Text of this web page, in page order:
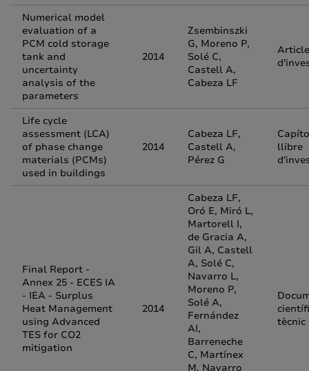
Numerical model
evaluation of a
PCM cold storage
tank and
uncertainty
analysis of the
parameters
2014
Zsembinszki
G, Moreno P,
Solé C,
Castell A,
Cabeza LF
Article
Life cycle
assessment (LCA)
of phase change
materials (PCMs)
used in buildings
2014
Cabeza LF,
Castell A,
Pérez G
llibre
Final Report -
Annex 25 - ECES IA
- IEA - Surplus
Heat Management
using Advanced
TES for CO2
mitigation
2014
Cabeza LF,
Oró E, Miró L,
Martorell I,
de Gracia A,
Gil A, Castell
A, Solé C,
Navarro L,
Moreno P,
Solé A,
Fernández
AI,
Barreneche
C, Martínex
M, Navarro
tècnic